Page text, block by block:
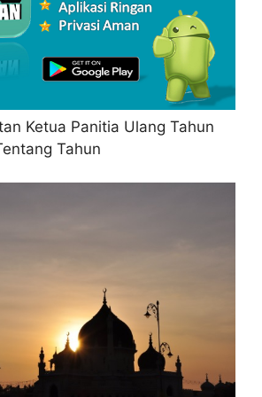
Ketua Panitia Ulang Tahun
Tahun